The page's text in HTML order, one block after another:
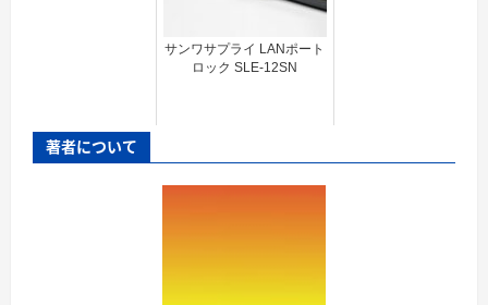
サンワサプライ LANポート
ロック SLE-12SN
著者について